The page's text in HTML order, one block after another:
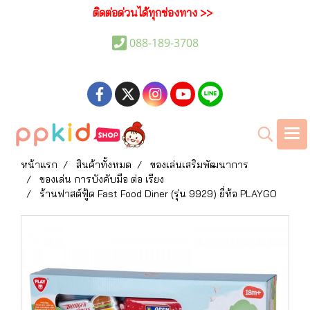
ติดต่อด่วนได้ทุกช่องทาง >>
088-189-3708
หน้าแรก สินค้าทั้งหมด
ของเล่นเสริมพัฒนาการ
ของเล่น การบังคับมือ ต่อ เรียง
ร้านฟาสต์ฟู้ด Fast Food Diner (รุ่น 9929) ยี่ห้อ PLAYGO